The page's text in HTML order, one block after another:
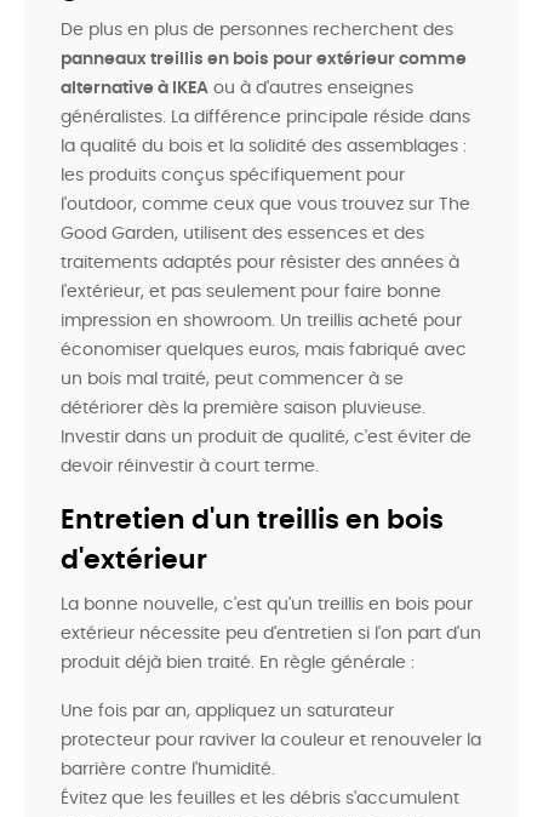
De plus en plus de personnes recherchent des
panneaux treillis en bois pour extérieur comme
alternative à IKEA ou à d'autres enseignes
généralistes. La différence principale réside dans
la qualité du bois et la solidité des assemblages :
les produits conçus spécifiquement pour
l'outdoor, comme ceux que vous trouvez sur The
Good Garden, utilisent des essences et des
traitements adaptés pour résister des années à
l'extérieur, et pas seulement pour faire bonne
impression en showroom. Un treillis acheté pour
économiser quelques euros, mais fabriqué avec
un bois mal traité, peut commencer à se
détériorer dès la première saison pluvieuse.
Investir dans un produit de qualité, c'est éviter de
devoir réinvestir à court terme.
Entretien d'un treillis en bois
d'extérieur
La bonne nouvelle, c'est qu'un treillis en bois pour
extérieur nécessite peu d'entretien si l'on part d'un
produit déjà bien traité. En règle générale :
Une fois par an, appliquez un saturateur
protecteur pour raviver la couleur et renouveler la
barrière contre l'humidité.
Évitez que les feuilles et les débris s'accumulent